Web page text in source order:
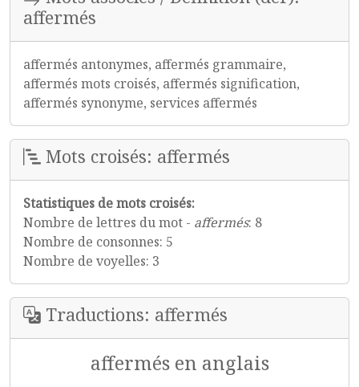
affermés
affermés antonymes, affermés grammaire,
affermés mots croisés, affermés signification,
affermés synonyme, services affermés
Mots croisés: affermés
Statistiques de mots croisés:
Nombre de lettres du mot - affermés: 8
Nombre de consonnes: 5
Nombre de voyelles: 3
Traductions: affermés
affermés en anglais